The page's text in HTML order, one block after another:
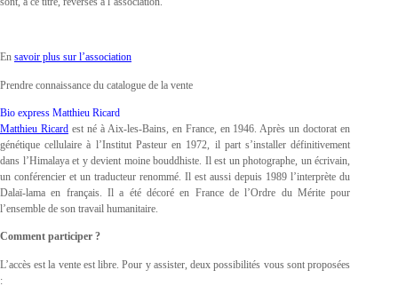
En savoir plus sur l’association
Prendre connaissance du catalogue de la vente
Bio express Matthieu Ricard
Matthieu Ricardest né à Aix-les-Bains, en France, en 1946. Après un doctorat en
génétique cellulaire à l’Institut Pasteur en 1972, il part s’installer définitivement
dans l’Himalaya et y devient moine bouddhiste. Il est un photographe, un écrivain,
un conférencier et un traducteur renommé. Il est aussi depuis 1989 l’interprète du
Dalaï-lama en français. Il a été décoré en France de l’Ordre du Mérite pour
l’ensemble de son travail humanitaire.
Comment participer ?
L’accès est la vente est libre. Pour y assister, deux possibilités vous sont proposées
: